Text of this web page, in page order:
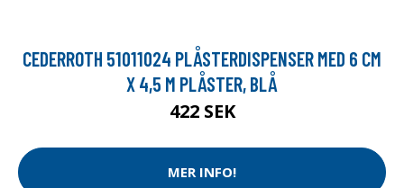
CEDERROTH 51011024 PLÅSTERDISPENSER MED 6 CM
X 4,5 M PLÅSTER, BLÅ
422 SEK
MER INFO!